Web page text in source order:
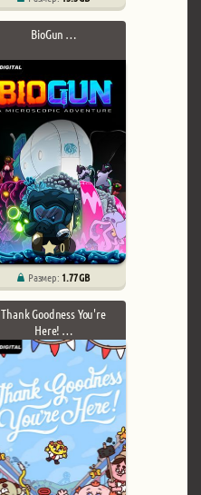
BioGun …
0
Размер: 1.77 GB
Thank Goodness You're
Here! …